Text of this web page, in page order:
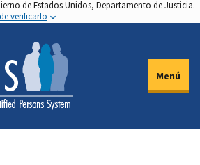
de Estados Unidos, Departamento de Justicia.
verificarlo
Menú